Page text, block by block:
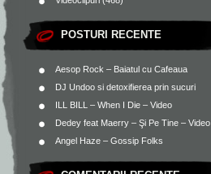
POSTURI RECENTE
Aesop Rock – Baiatul cu Cafeaua
DJ Undoo si detoxifierea prin sucuri
ILL BILL – When I Die – Video
Dedey feat Maerry – Şi Pe Tine – Video
Angel Haze – Gossip Folks